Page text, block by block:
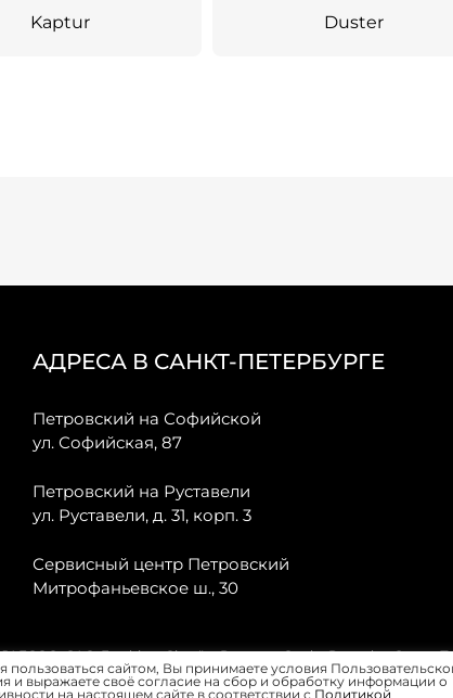
Kaptur Duster
АДРЕСА В САНКТ-ПЕТЕРБУРГЕ
Петровский на Софийской
ул. Софийская, 87
Петровский на Руставели
ул. Руставели, д. 31, корп. 3
Сервисный центр Петровский
Митрофаньевское ш., 30
GAC, Forthing, Citroёn, Peugeot, Opel и Renault в Санкт-
пользоваться сайтом, Вы принимаете условия
и выражаете своё согласие на сбор и обработку информации о
на настоящем сайте в соответствии с Политикой